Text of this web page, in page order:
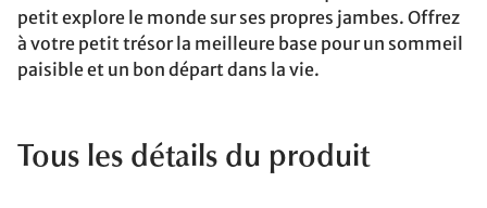
petit explore le monde sur ses propres jambes. Offrez
à votre petit trésor la meilleure base pour un sommeil
paisible et un bon départ dans la vie.
Tous les détails du produit